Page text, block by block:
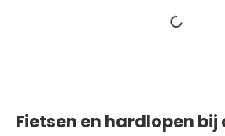
Fietsen en hardlopen bij